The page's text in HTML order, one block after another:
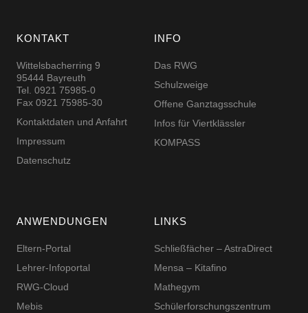
KONTAKT
Wittelsbacherring 9
95444 Bayreuth
Tel. 0921 75985-0
Fax 0921 75985-30
Kontaktdaten und Anfahrt
Impressum
Datenschutz
INFO
Das RWG
Schulzweige
Offene Ganztagsschule
Infos für Viertklässler
KOMPASS
ANWENDUNGEN
Eltern-Portal
Lehrer-Infoportal
RWG-Cloud
Mebis
LINKS
Schließfächer – AstraDirect
Mensa – Kitafino
Mathegym
Schüler­for­schungs­zentrum